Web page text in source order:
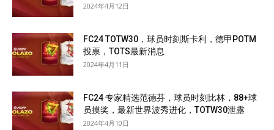
2024年4月12日
FC24 TOTW30，球员时刻斯卡利，德甲POTM
投票，TOTS最新消息
2024年4月11日
FC24 专家精选范德芬，球员时刻比林，88+球
员摸奖，最新世界波秀进化，TOTW30泄露
2024年4月10日